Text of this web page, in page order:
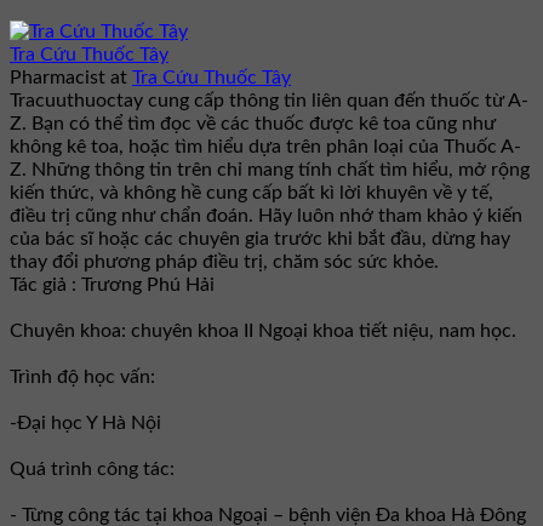
Tra Cứu Thuốc Tây
Pharmacist at Tra Cứu Thuốc Tây
Tracuuthuoctay cung cấp thông tin liên quan đến thuốc từ A-
Z. Bạn có thể tìm đọc về các thuốc được kê toa cũng như
không kê toa, hoặc tìm hiểu dựa trên phân loại của Thuốc A-
Z. Những thông tin trên chỉ mang tính chất tìm hiểu, mở rộng
kiến thức, và không hề cung cấp bất kì lời khuyên về y tế,
điều trị cũng như chẩn đoán. Hãy luôn nhớ tham khảo ý kiến
của bác sĩ hoặc các chuyên gia trước khi bắt đầu, dừng hay
thay đổi phương pháp điều trị, chăm sóc sức khỏe.
Tác giả : Trương Phú Hải
Chuyên khoa: chuyên khoa II Ngoại khoa tiết niệu, nam học.
Trình độ học vấn:
-Đại học Y Hà Nội
Quá trình công tác:
- Từng công tác tại khoa Ngoại – bệnh viện Đa khoa Hà Đông